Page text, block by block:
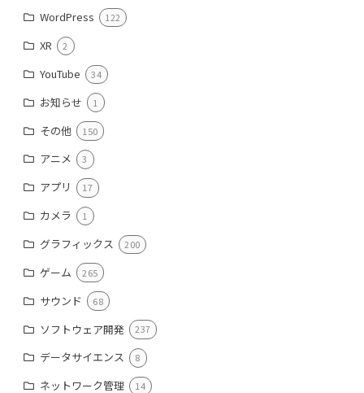
WordPress 122
XR 2
YouTube 34
お知らせ 1
その他 150
アニメ 3
アプリ 17
カメラ 1
グラフィックス 200
ゲーム 265
サウンド 68
ソフトウェア開発 237
データサイエンス 8
ネットワーク管理 14